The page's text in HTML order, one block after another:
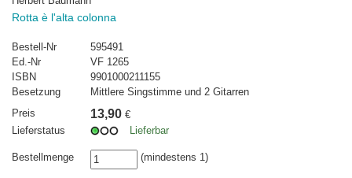
Rotta è l'alta colonna
Bestell-Nr
595491
Ed.-Nr
VF 1265
ISBN
9901000211155
Besetzung
Mittlere Singstimme und 2 Gitarren
Preis
13,90 €
Lieferstatus
Lieferbar
Bestellmenge (mindestens 1)